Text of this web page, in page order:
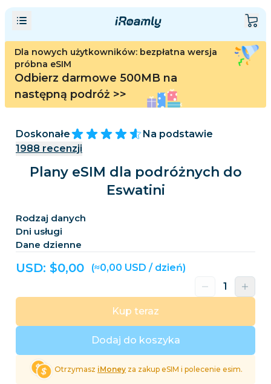
Dla nowych użytkowników: bezpłatna wersja
próbna eSIM
Odbierz darmowe 500MB na
następną podróż >>
Doskonałe
Na podstawie
1988 recenzji
Plany eSIM dla podróżnych do
Eswatini
Rodzaj danych
Dni usługi
Dane dzienne
USD: $0,00 (≈0,00 USD / dzień)
Dodaj do koszyka
Kup teraz
Otrzymasz iMoney za zakup eSIM i polecenie esim.